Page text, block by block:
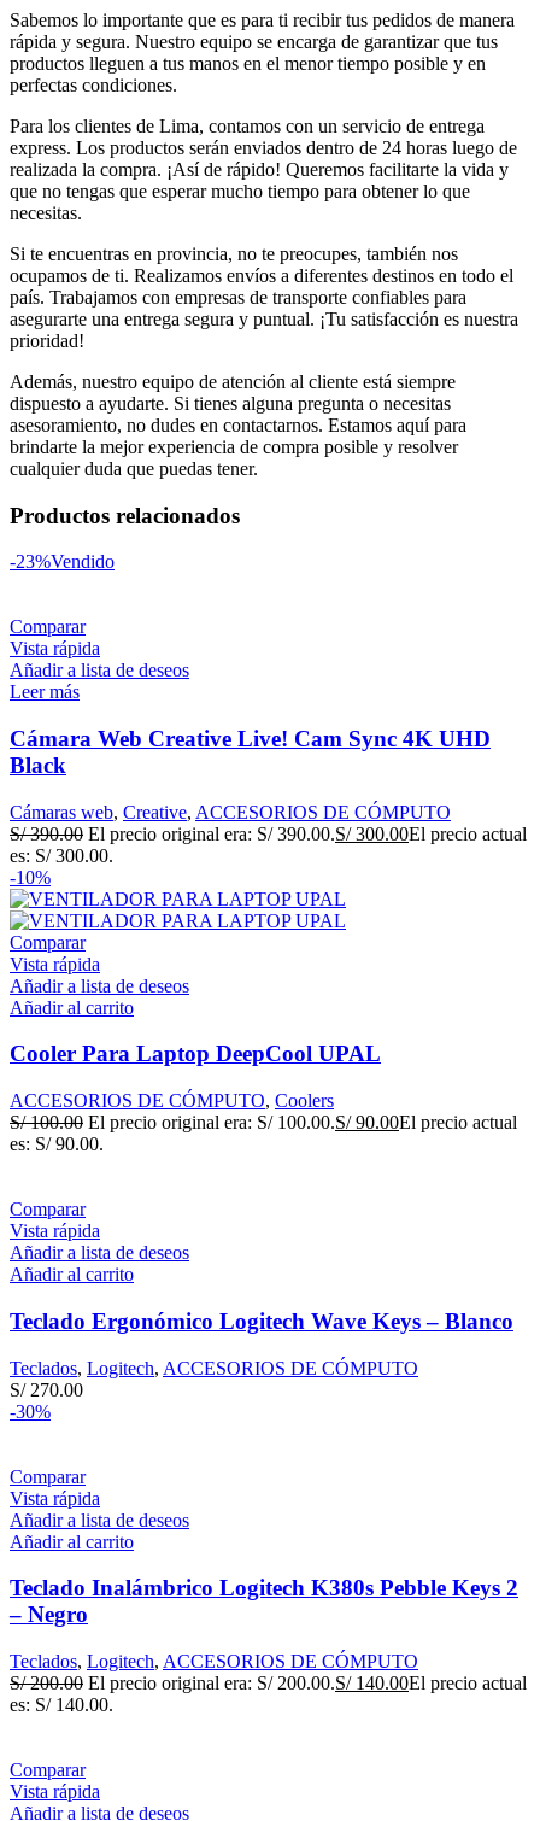
Sabemos lo importante que es para ti recibir tus pedidos de manera
rápida y segura. Nuestro equipo se encarga de garantizar que tus
productos lleguen a tus manos en el menor tiempo posible y en
perfectas condiciones.
Para los clientes de Lima, contamos con un servicio de entrega
express. Los productos serán enviados dentro de 24 horas luego de
realizada la compra. ¡Así de rápido! Queremos facilitarte la vida y
que no tengas que esperar mucho tiempo para obtener lo que
necesitas.
Si te encuentras en provincia, no te preocupes, también nos
ocupamos de ti. Realizamos envíos a diferentes destinos en todo el
país. Trabajamos con empresas de transporte confiables para
asegurarte una entrega segura y puntual. ¡Tu satisfacción es nuestra
prioridad!
Además, nuestro equipo de atención al cliente está siempre
dispuesto a ayudarte. Si tienes alguna pregunta o necesitas
asesoramiento, no dudes en contactarnos. Estamos aquí para
brindarte la mejor experiencia de compra posible y resolver
cualquier duda que puedas tener.
Productos relacionados
-23%Vendido
Comparar
Vista rápida
Añadir a lista de deseos
Leer más
Cámara Web Creative Live! Cam Sync 4K UHD
Black
Cámaras web, Creative, ACCESORIOS DE CÓMPUTO
S/390.00 El precio original era: S/ 390.00.S/300.00El precio actual
es: S/ 300.00.
-10%
Comparar
Vista rápida
Añadir a lista de deseos
Añadir al carrito
Cooler Para Laptop DeepCool UPAL
ACCESORIOS DE CÓMPUTO, Coolers
S/100.00 El precio original era: S/ 100.00.S/90.00El precio actual
es: S/ 90.00.
Comparar
Vista rápida
Añadir a lista de deseos
Añadir al carrito
Teclado Ergonómico Logitech Wave Keys – Blanco
Teclados, Logitech, ACCESORIOS DE CÓMPUTO
S/270.00
-30%
Comparar
Vista rápida
Añadir a lista de deseos
Añadir al carrito
Teclado Inalámbrico Logitech K380s Pebble Keys 2
– Negro
Teclados, Logitech, ACCESORIOS DE CÓMPUTO
S/200.00 El precio original era: S/ 200.00.S/140.00El precio actual
es: S/ 140.00.
Comparar
Vista rápida
Añadir a lista de deseos